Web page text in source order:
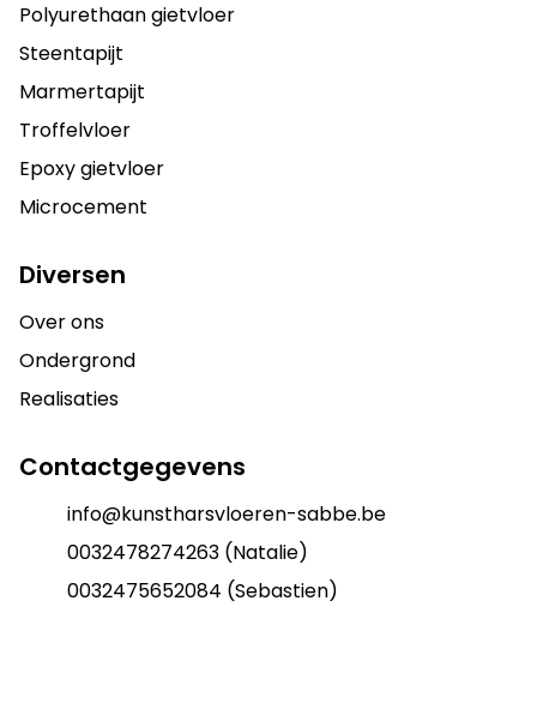
Polyurethaan gietvloer
Steentapijt
Marmertapijt
Troffelvloer
Epoxy gietvloer
Microcement
Diversen
Over ons
Ondergrond
Realisaties
Contactgegevens
info@kunstharsvloeren-sabbe.be
0032478274263 (Natalie)
0032475652084 (Sebastien)